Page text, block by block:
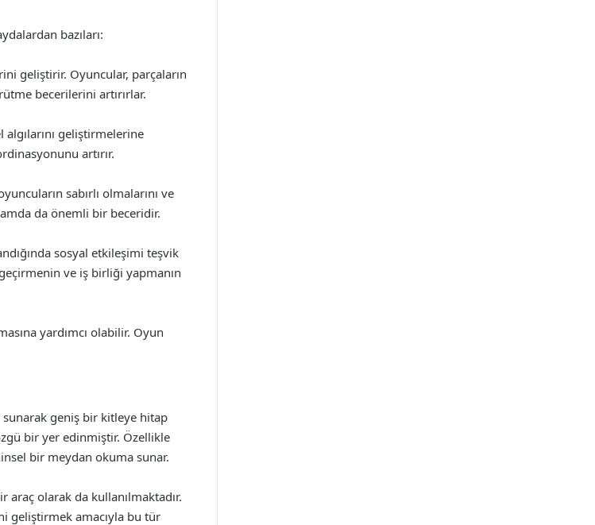
bazıları:
geliştirir. Oyuncular, parçaların
becerilerini artırırlar.
geliştirmelerine
artırır.
sabırlı olmalarını ve
da önemli bir beceridir.
sosyal etkileşimi teşvik
ve iş birliği yapmanın
yardımcı olabilir. Oyun
geniş bir kitleye hitap
bir yer edinmiştir. Özellikle
bir meydan okuma sunar.
araç olarak da kullanılmaktadır.
geliştirmek amacıyla bu tür